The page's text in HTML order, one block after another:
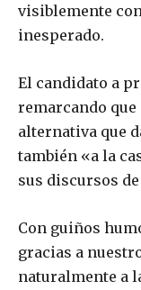
visiblemente
inesperado.
El candidato a
remarcando
alternativa que
también «a la
sus discursos
Con guiños
gracias a
naturalmente a